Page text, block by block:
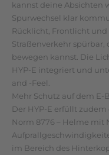
kannst deine Absichten
Spurwechsel klar
Rücklicht, Frontlicht
Straßenverkehr
bewegen kannst. Die
HYP-E integriert und
and -Feel.
Mehr Schutz auf dem E-
Der HYP-E erfüllt
Norm 8776 – Helme mit
im Bereich des